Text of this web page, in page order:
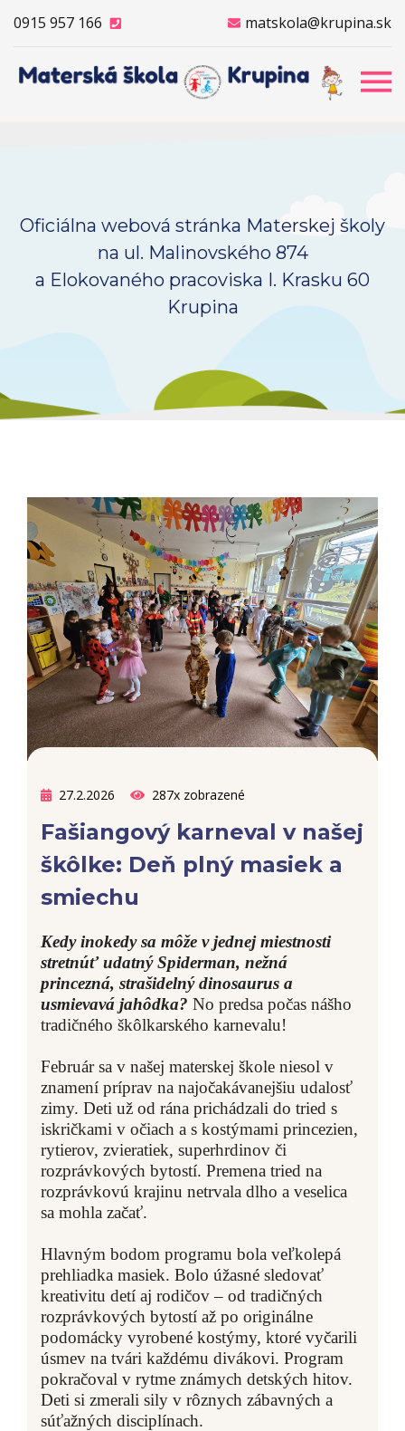
0915 957 166 matskola@krupina.sk
Oficiálna webová stránka Materskej školy
na ul. Malinovského 874
a Elokovaného pracoviska I. Krasku 60
Krupina
27.2.2026 287x zobrazené
Fašiangový karneval v našej
škôlke: Deň plný masiek a
smiechu
Kedy inokedy sa môže v jednej miestnosti
stretnúť udatný Spiderman, nežná
princezná, strašidelný dinosaurus a
usmievavá jahôdka? No predsa počas nášho
tradičného škôlkarského karnevalu!
Február sa v našej materskej škole niesol v
znamení príprav na najočakávanejšiu udalosť
zimy. Deti už od rána prichádzali do tried s
iskričkami v očiach a s kostýmami princezien,
rytierov, zvieratiek, superhrdinov či
rozprávkových bytostí. Premena tried na
rozprávkovú krajinu netrvala dlho a veselica
sa mohla začať.
Hlavným bodom programu bola veľkolepá
prehliadka masiek. Bolo úžasné sledovať
kreativitu detí aj rodičov – od tradičných
rozprávkových bytostí až po originálne
podomácky vyrobené kostýmy, ktoré vyčarili
úsmev na tvári každému divákovi. Program
pokračoval v rytme známych detských hitov.
Deti si zmerali sily v rôznych zábavných a
súťažných disciplínach.